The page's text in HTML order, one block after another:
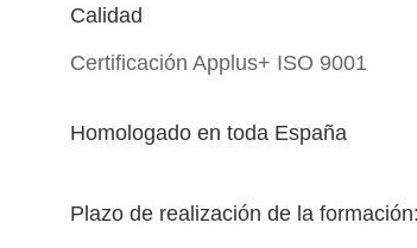
Calidad
Certificación Applus+ ISO 9001
Homologado en toda España
Plazo de realización de la formación: